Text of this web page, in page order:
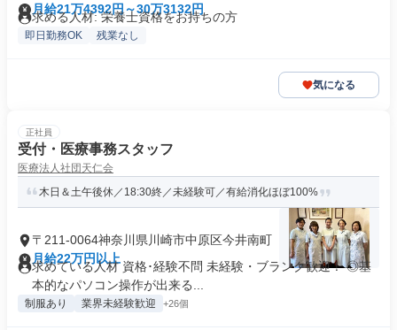
月給21万4392円～30万3132円
求める人材: 栄養士資格をお持ちの方
即日勤務OK 残業なし
気になる
正社員
受付・医療事務スタッフ
医療法人社団天仁会
木日＆土午後休／18:30終／未経験可／有給消化ほぼ100%
〒211-0064神奈川県川崎市中原区今井南町
月給22万円以上
求めている人材 資格･経験不問 未経験・ブランク歓迎！ ◎基
本的なパソコン操作が出来る...
制服あり 業界未経験歓迎 +26個